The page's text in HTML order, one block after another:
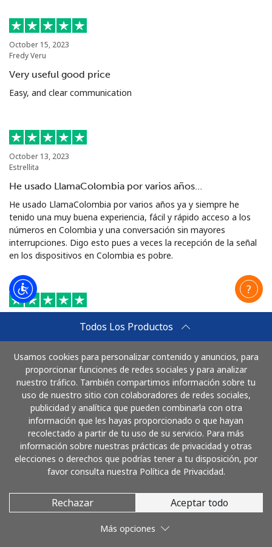
October 15, 2023
Fredy Veru
Very useful good price
Easy, and clear communication
October 13, 2023
Estrellita
He usado LlamaColombia por varios años…
He usado LlamaColombia por varios años ya y siempre he
tenido una muy buena experiencia, fácil y rápido acceso a los
números en Colombia y una conversación sin mayores
interrupciones. Digo esto pues a veces la recepción de la señal
en los dispositivos en Colombia es pobre.
GLORYS YARZAGARAY
Excellent costumer service! Natalie was great! very friendly and
very professional!
September 23, 2023
Vern
Llama Colombia
Very good connection quality even with cell phones and
affordable pricing tiers.
Todos Los Productos
Usamos cookies para personalizar contenido y anuncios, para
proporcionar funciones de redes sociales y para analizar
nuestro tráfico. También compartimos información sobre tu
uso de nuestro sitio con colaboradores de redes sociales,
publicidad y analítica que pueden combinarla con otra
información que les hayas proporcionado o que hayan
recolectado a partir de tu uso de su servicio. Para más
información sobre nuestras prácticas de privacidad y otras
elecciones o derechos que podrías tener a tu disposición, por
favor consulta nuestra Política de Privacidad.
Rechazar Aceptar todo
Más opciones